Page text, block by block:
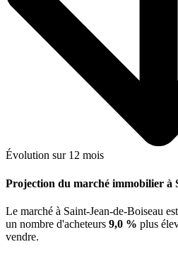
Évolution sur 12 mois
Projection du marché immobilier à
Le marché à Saint-Jean-de-Boiseau
un nombre d'acheteurs 9,0 % plus
vendre.